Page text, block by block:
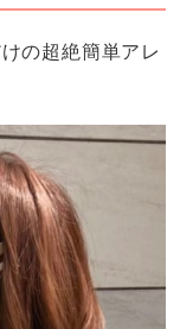
の超絶簡単アレ